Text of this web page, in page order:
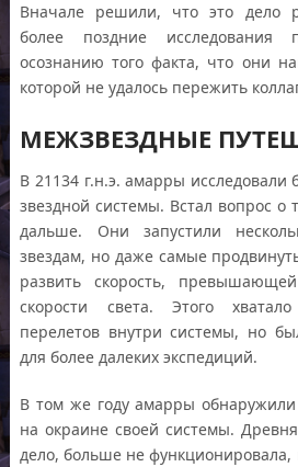
Вначале решили, что это дело
более поздние
осознанию того факта, что они
которой не удалось пережить
МЕЖЗВЕЗДНЫЕ
В 21134 г.н.э. амарры
звездной системы. Встал вопрос о
дальше. Они запустили
звездам, но даже самые
развить скорость,
скорости света. Этого
перелетов внутри системы, но
для более далеких экспедиций.
В том же году амарры
на окраине своей системы.
дело, больше не функционировала,